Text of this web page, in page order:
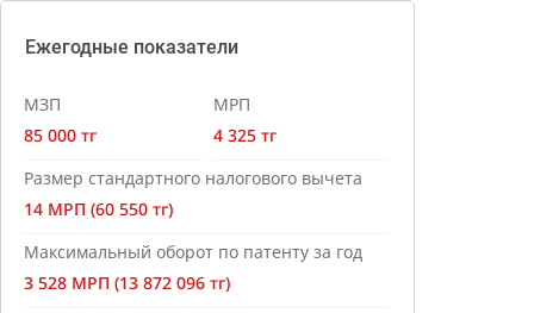
Ежегодные показатели
МЗП
85 000 тг
МРП
4 325 тг
Размер стандартного налогового вычета
14 МРП (60 550 тг)
Максимальный оборот по патенту за год
3 528 МРП (13 872 096 тг)